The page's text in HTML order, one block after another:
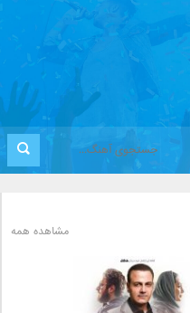
مشاهده همه